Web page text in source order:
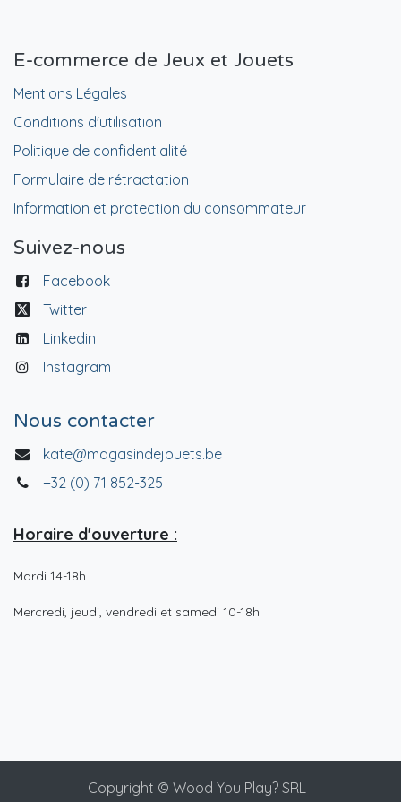
E-commerce de Jeux et Jouets
Mentions Légales
Conditions d'utilisation
Politique de confidentialité
Formulaire de rétractation
Information et protection du consommateur
Suivez-nous
Facebook
Twitter
Linkedin
Instagram
Nous contacter
kate@magasindejouets.be
+32 (0) 71 852-325
Horaire d'ouverture :
Mardi 14-18h
Mercredi, jeudi, vendredi et samedi 10-18h
Copyright © Wood You Play? SRL